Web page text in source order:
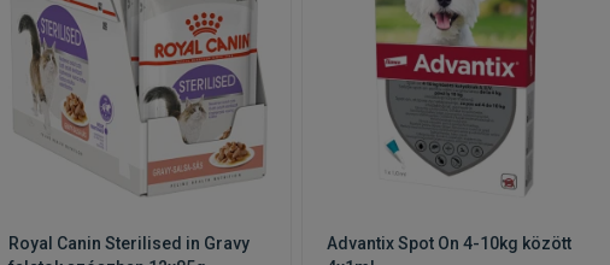
Royal Canin Sterilised in Gravy
Advantix Spot On 4-10kg között